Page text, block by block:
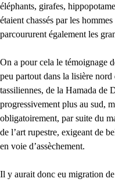
éléphants, girafes,
étaient chassés par les
parcoururent également les
On a pour cela le témoignage
peu partout dans la lisière
tassiliennes, de la Hamada de
progressivement plus au sud,
obligatoirement, par suite du
de l’art rupestre, exigeant de
en voie d’assèchement.
Il y aurait donc eu migration